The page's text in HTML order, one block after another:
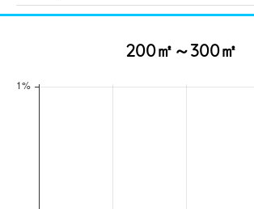
200㎡～300㎡